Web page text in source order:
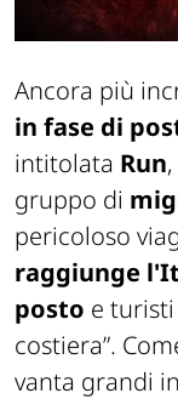
Ancora più
in fase di
intitolata Run
gruppo di
pericoloso
raggiunge
posto e
costiera”.
vanta grandi